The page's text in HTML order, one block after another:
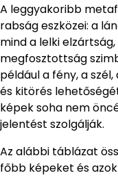
A leggyakoribb
rabság eszközei: a
mind a lelki
megfosztottság
például a fény, a
és kitörés
képek soha nem
jelentést szolgálják.
Az alábbi táblázat
főbb képeket és